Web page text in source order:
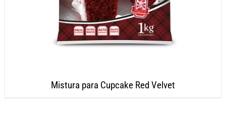
Mistura para Cupcake Red Velvet